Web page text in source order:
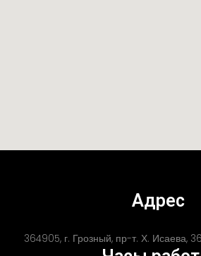
Адрес
364905, г. Грозный, пр-т. Х. Исаева,